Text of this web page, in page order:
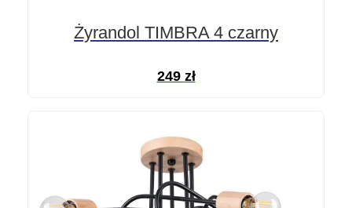
Żyrandol TIMBRA 4 czarny
249 zł